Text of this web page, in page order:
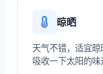
晾晒
天气不错，适宜
吸收一下太阳的味